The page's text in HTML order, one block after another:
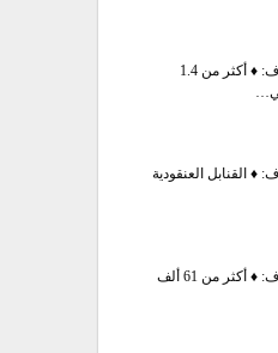
♦️
أكثر من 1.4
♦️القنابل العنقودية
♦️
أكثر من 61 ألف